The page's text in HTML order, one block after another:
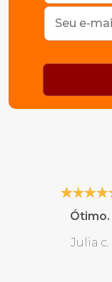
Ótimo.
Julia c.